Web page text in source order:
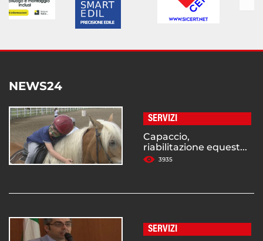
NEWS24
SERVIZI
Capaccio,
riabilitazione equest...
3935
SERVIZI